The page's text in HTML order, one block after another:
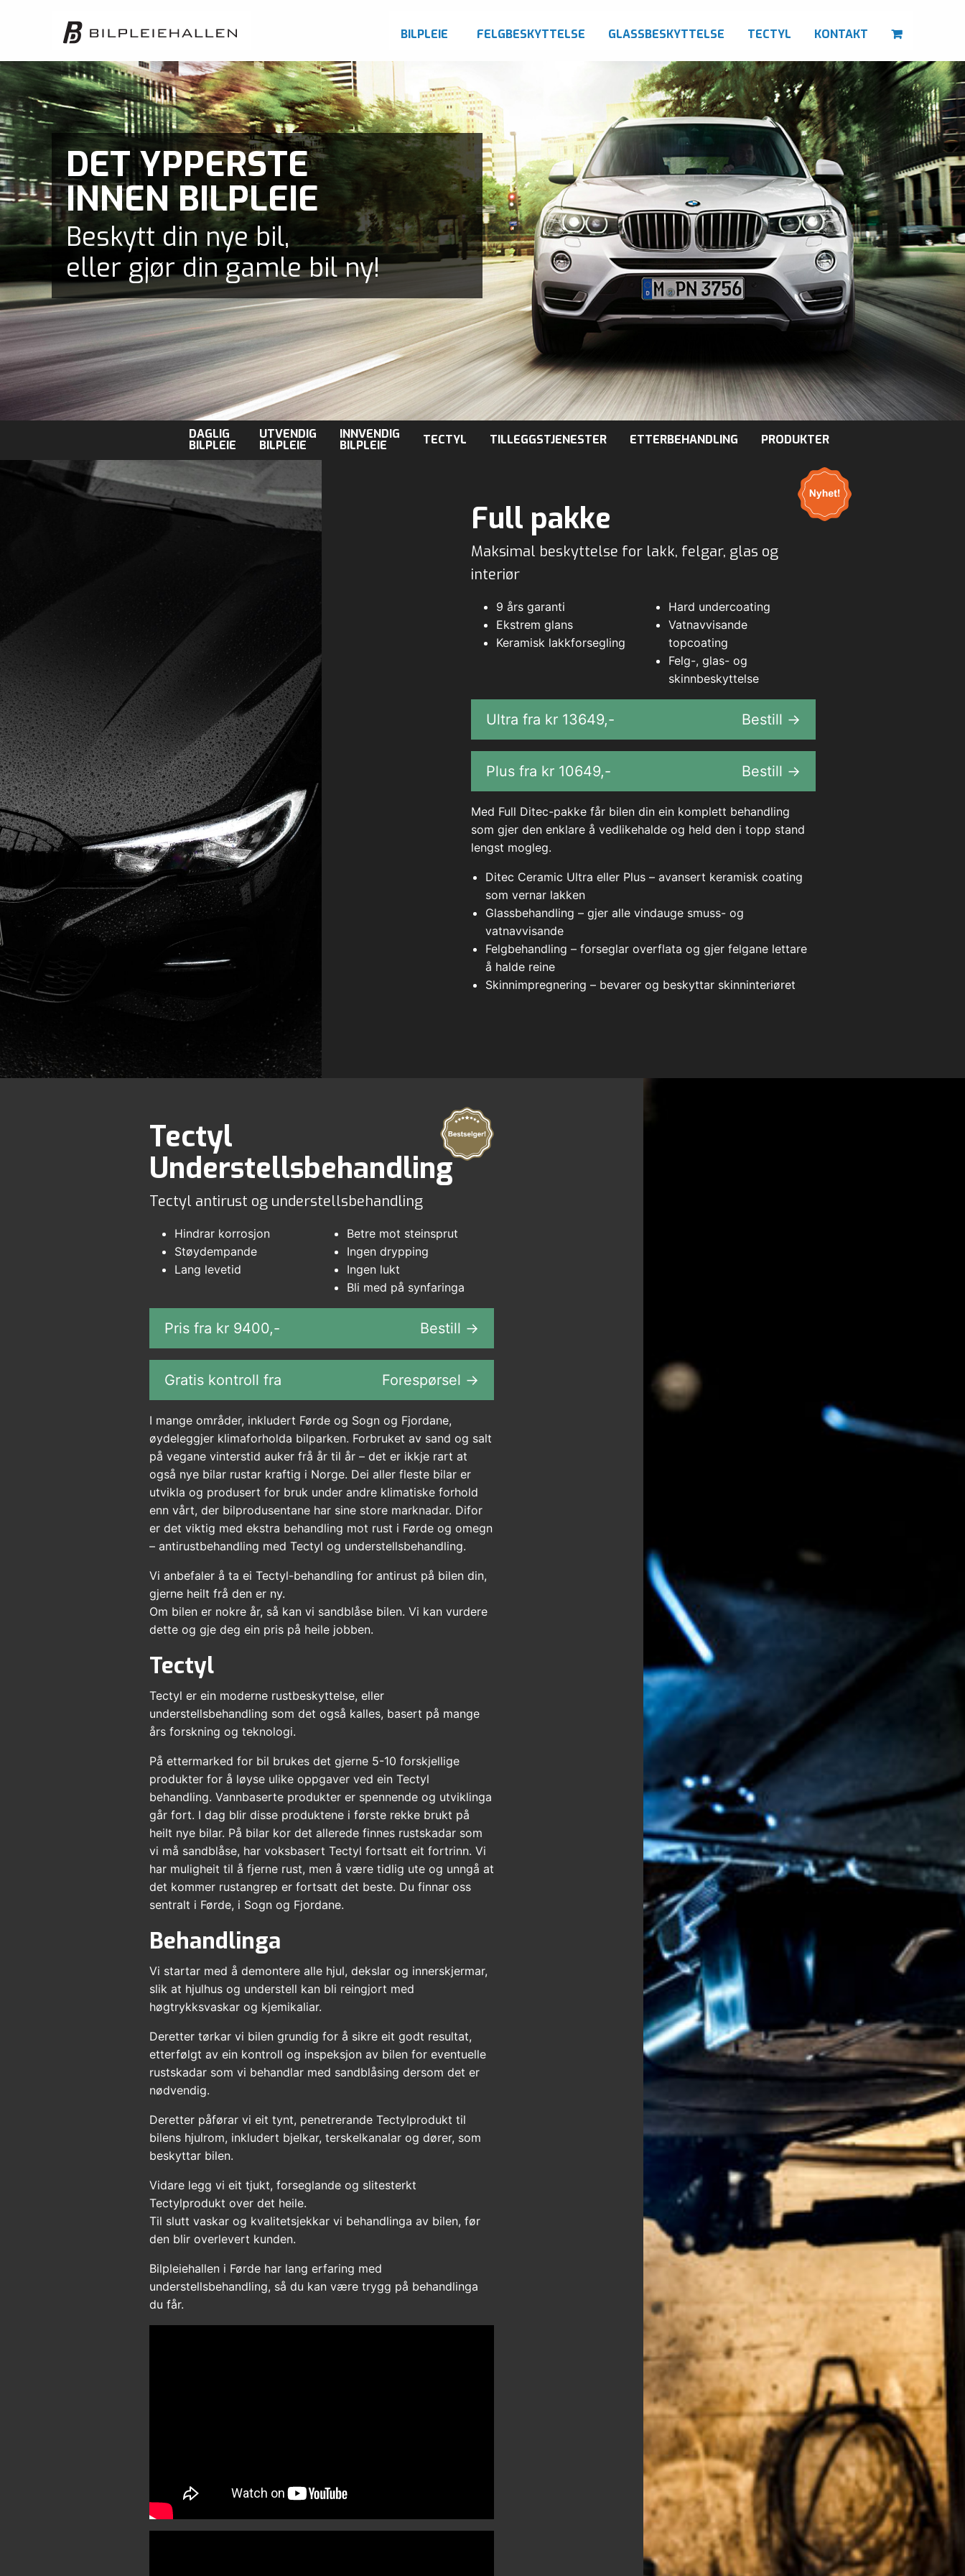
BILPLEIE FELGBESKYTTELSE GLASSBESKYTTELSE TECTYL KONTAKT
DET YPPERSTE
INNEN BILPLEIE
Beskytt din nye bil,
eller gjør din gamle bil ny!
DAGLIG
BILPLEIE
UTVENDIG
BILPLEIE
INNVENDIG
BILPLEIE TECTYL TILLEGGSTJENESTER ETTERBEHANDLING PRODUKTER
Full pakke
Maksimal beskyttelse for lakk, felgar, glas og
interiør
9 års garanti
Ekstrem glans
Keramisk lakkforsegling
Hard undercoating
Vatnavvisande
topcoating
Felg-, glas- og
skinnbeskyttelse
Ultra fra kr 13649,- Bestill →
Plus fra kr 10649,- Bestill →
Med Full Ditec-pakke får bilen din ein komplett behandling
som gjer den enklare å vedlikehalde og held den i topp stand
lengst mogleg.
Ditec Ceramic Ultra eller Plus – avansert keramisk coating
som vernar lakken
Glassbehandling – gjer alle vindauge smuss- og
vatnavvisande
Felgbehandling – forseglar overflata og gjer felgane lettare
å halde reine
Skinnimpregnering – bevarer og beskyttar skinninteriøret
Tectyl
Understellsbehandling
Tectyl antirust og understellsbehandling
Hindrar korrosjon
Støydempande
Lang levetid
Betre mot steinsprut
Ingen drypping
Ingen lukt
Bli med på synfaringa
Pris fra kr 9400,- Bestill →
Gratis kontroll fra Forespørsel →
I mange områder, inkludert Førde og Sogn og Fjordane,
øydeleggjer klimaforholda bilparken. Forbruket av sand og salt
på vegane vinterstid auker frå år til år – det er ikkje rart at
også nye bilar rustar kraftig i Norge. Dei aller fleste bilar er
utvikla og produsert for bruk under andre klimatiske forhold
enn vårt, der bilprodusentane har sine store marknadar. Difor
er det viktig med ekstra behandling mot rust i Førde og omegn
– antirustbehandling med Tectyl og understellsbehandling.
Vi anbefaler å ta ei Tectyl-behandling for antirust på bilen din,
gjerne heilt frå den er ny.
Om bilen er nokre år, så kan vi sandblåse bilen. Vi kan vurdere
dette og gje deg ein pris på heile jobben.
Tectyl
Tectyl er ein moderne rustbeskyttelse, eller
understellsbehandling som det også kalles, basert på mange
års forskning og teknologi.
På ettermarked for bil brukes det gjerne 5-10 forskjellige
produkter for å løyse ulike oppgaver ved ein Tectyl
behandling. Vannbaserte produkter er spennende og utviklinga
går fort. I dag blir disse produktene i første rekke brukt på
heilt nye bilar. På bilar kor det allerede finnes rustskadar som
vi må sandblåse, har voksbasert Tectyl fortsatt eit fortrinn. Vi
har muligheit til å fjerne rust, men å være tidlig ute og unngå at
det kommer rustangrep er fortsatt det beste. Du finnar oss
sentralt i Førde, i Sogn og Fjordane.
Behandlinga
Vi startar med å demontere alle hjul, dekslar og innerskjermar,
slik at hjulhus og understell kan bli reingjort med
høgtrykksvaskar og kjemikaliar.
Deretter tørkar vi bilen grundig for å sikre eit godt resultat,
etterfølgt av ein kontroll og inspeksjon av bilen for eventuelle
rustskadar som vi behandlar med sandblåsing dersom det er
nødvendig.
Deretter påførar vi eit tynt, penetrerande Tectylprodukt til
bilens hjulrom, inkludert bjelkar, terskelkanalar og dører, som
beskyttar bilen.
Vidare legg vi eit tjukt, forseglande og slitesterkt
Tectylprodukt over det heile.
Til slutt vaskar og kvalitetsjekkar vi behandlinga av bilen, før
den blir overlevert kunden.
Bilpleiehallen i Førde har lang erfaring med
understellsbehandling, så du kan være trygg på behandlinga
du får.